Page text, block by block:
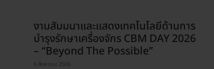
งานสัมมนาและแสดงเทคโนโลยีด้านการ
บำรุงรักษาเครื่องจักร CBM DAY 2026
– “Beyond The Possible”
6 สิงหาคม 2026